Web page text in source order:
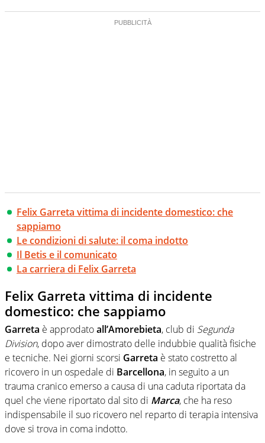
Felix Garreta vittima di incidente domestico: che
sappiamo
Le condizioni di salute: il coma indotto
Il Betis e il comunicato
La carriera di Felix Garreta
Felix Garreta vittima di incidente
domestico: che sappiamo
Garreta è approdatoall’Amorebieta, club di Segunda
Division, dopo aver dimostrato delle indubbie qualità fisiche
e tecniche. Nei giorni scorsi Garreta è stato costretto al
ricovero in un ospedale di Barcellona, in seguito a un
trauma cranico emerso a causa di una caduta riportata da
quel che viene riportato dal sito di Marca, che ha reso
indispensabile il suo ricovero nel reparto di terapia intensiva
dove si trova in coma indotto.